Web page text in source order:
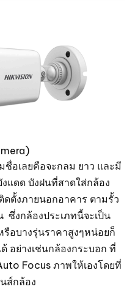
เลยคือจะกลม ยาว และมี
แดด บังฝนที่สาดใส่กล้อง
ตั้งภายนอกอาคาร ตามรั้ว
งกล้องประเภทนี้จะเป็น
อบางรุ่นราคาสูงๆหน่อยก็
อย่างเช่นกล้องกระบอก ที่
Focus ภาพให้เองโดยที่
ส์กล้อง